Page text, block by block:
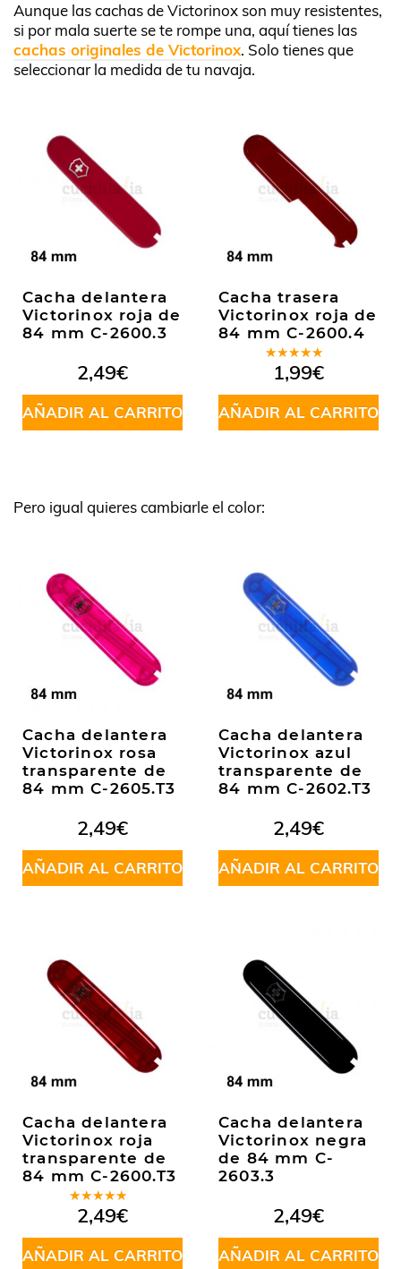
Aunque las cachas de Victorinox son muy resistentes,
si por mala suerte se te rompe una, aquí tienes las
cachas originales de Victorinox. Solo tienes que
seleccionar la medida de tu navaja.
Cacha delantera
Victorinox roja de
84 mm C-2600.3
2,49€
AÑADIR AL CARRITO
Cacha trasera
Victorinox roja de
84 mm C-2600.4
Valorado
en5.00de
5
1,99€
AÑADIR AL CARRITO
Pero igual quieres cambiarle el color:
Cacha delantera
Victorinox rosa
transparente de
84 mm C-2605.T3
2,49€
AÑADIR AL CARRITO
Cacha delantera
Victorinox azul
transparente de
84 mm C-2602.T3
2,49€
AÑADIR AL CARRITO
Cacha delantera
Victorinox roja
transparente de
84 mm C-2600.T3
Valorado
en5.00de
5
2,49€
AÑADIR AL CARRITO
Cacha delantera
Victorinox negra
de 84 mm C-
2603.3
2,49€
AÑADIR AL CARRITO